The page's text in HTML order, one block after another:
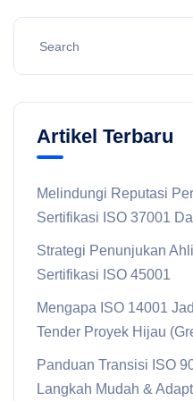
Artikel Terbaru
Melindungi Reputasi
Sertifikasi ISO 37001
Strategi Penunjukan
Sertifikasi ISO 45001
Mengapa ISO 14001
Tender Proyek Hijau
Panduan Transisi ISO
Langkah Mudah &